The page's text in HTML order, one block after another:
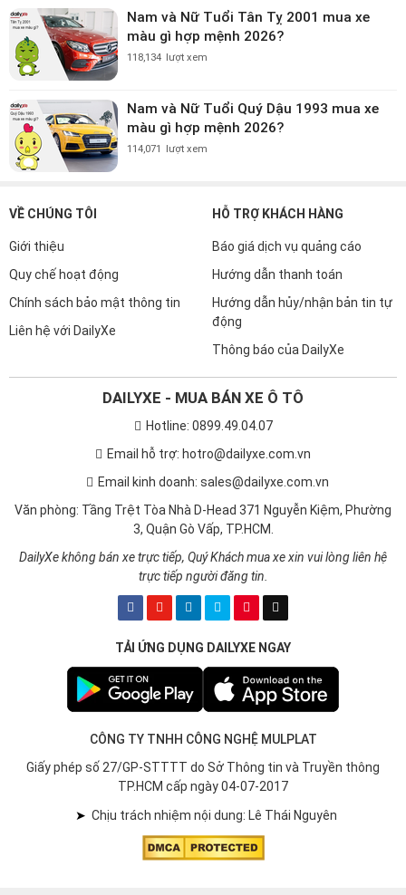
Nam và Nữ Tuổi Tân Tỵ 2001 mua xe
màu gì hợp mệnh 2026?
118,134 lượt xem
Nam và Nữ Tuổi Quý Dậu 1993 mua xe
màu gì hợp mệnh 2026?
114,071 lượt xem
VỀ CHÚNG TÔI
Giới thiệu
Quy chế hoạt động
Chính sách bảo mật thông tin
Liên hệ với DailyXe
HỖ TRỢ KHÁCH HÀNG
Báo giá dịch vụ quảng cáo
Hướng dẫn thanh toán
Hướng dẫn hủy/nhận bản tin tự
động
Thông báo của DailyXe
DAILYXE - MUA BÁN XE Ô TÔ
Hotline: 0899.49.04.07
Email hỗ trợ: hotro@dailyxe.com.vn
Email kinh doanh: sales@dailyxe.com.vn
Văn phòng: Tầng Trệt Tòa Nhà D-Head 371 Nguyễn Kiệm, Phường
3, Quận Gò Vấp, TP.HCM.
DailyXe không bán xe trực tiếp, Quý Khách mua xe xin vui lòng liên hệ
trực tiếp người đăng tin.
TẢI ỨNG DỤNG DAILYXE NGAY
CÔNG TY TNHH CÔNG NGHỆ MULPLAT
Giấy phép số 27/GP-STTTT do Sở Thông tin và Truyền thông
TP.HCM cấp ngày 04-07-2017
➤ Chịu trách nhiệm nội dung: Lê Thái Nguyên